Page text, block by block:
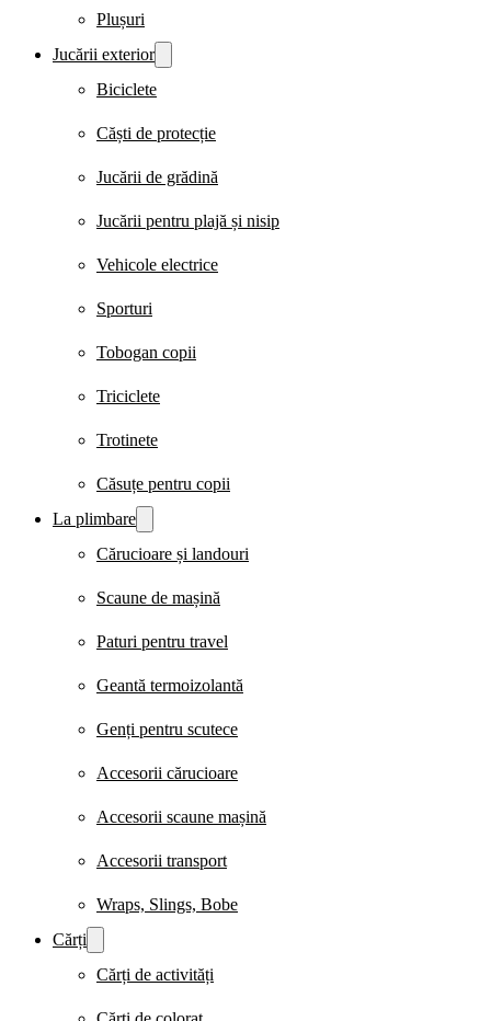
Plușuri
Jucării exterior
Biciclete
Căști de protecție
Jucării de grădină
Jucării pentru plajă și nisip
Vehicole electrice
Sporturi
Tobogan copii
Triciclete
Trotinete
Căsuțe pentru copii
La plimbare
Cărucioare și landouri
Scaune de mașină
Paturi pentru travel
Geantă termoizolantă
Genți pentru scutece
Accesorii cărucioare
Accesorii scaune mașină
Accesorii transport
Wraps, Slings, Bobe
Cărți
Cărți de activități